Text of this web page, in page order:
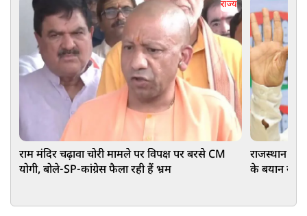
राज्य
राम मंदिर चढ़ावा चोरी मामले पर विपक्ष पर बरसे CM
योगी, बोले-SP-कांग्रेस फैला रही हैं भ्रम
राजस्थान
के बयान से